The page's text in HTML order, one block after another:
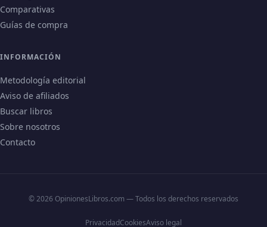
Comparativas
Guías de compra
INFORMACIÓN
Metodología editorial
Aviso de afiliados
Buscar libros
Sobre nosotros
Contacto
© 2026 OpinionesLibros.com — Todos los derechos reservados
PrivacidadCookiesAviso legal